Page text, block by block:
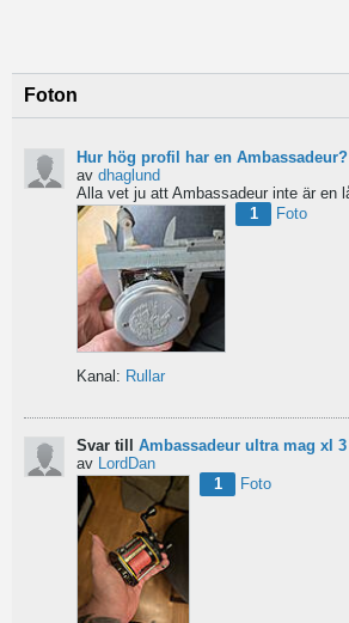
Foton
Hur hög profil har en Ambassadeur?
av dhaglund
1
Foto
Kanal: Rullar
Svar till Ambassadeur ultra mag xl 3
av
LordDan
1
Foto